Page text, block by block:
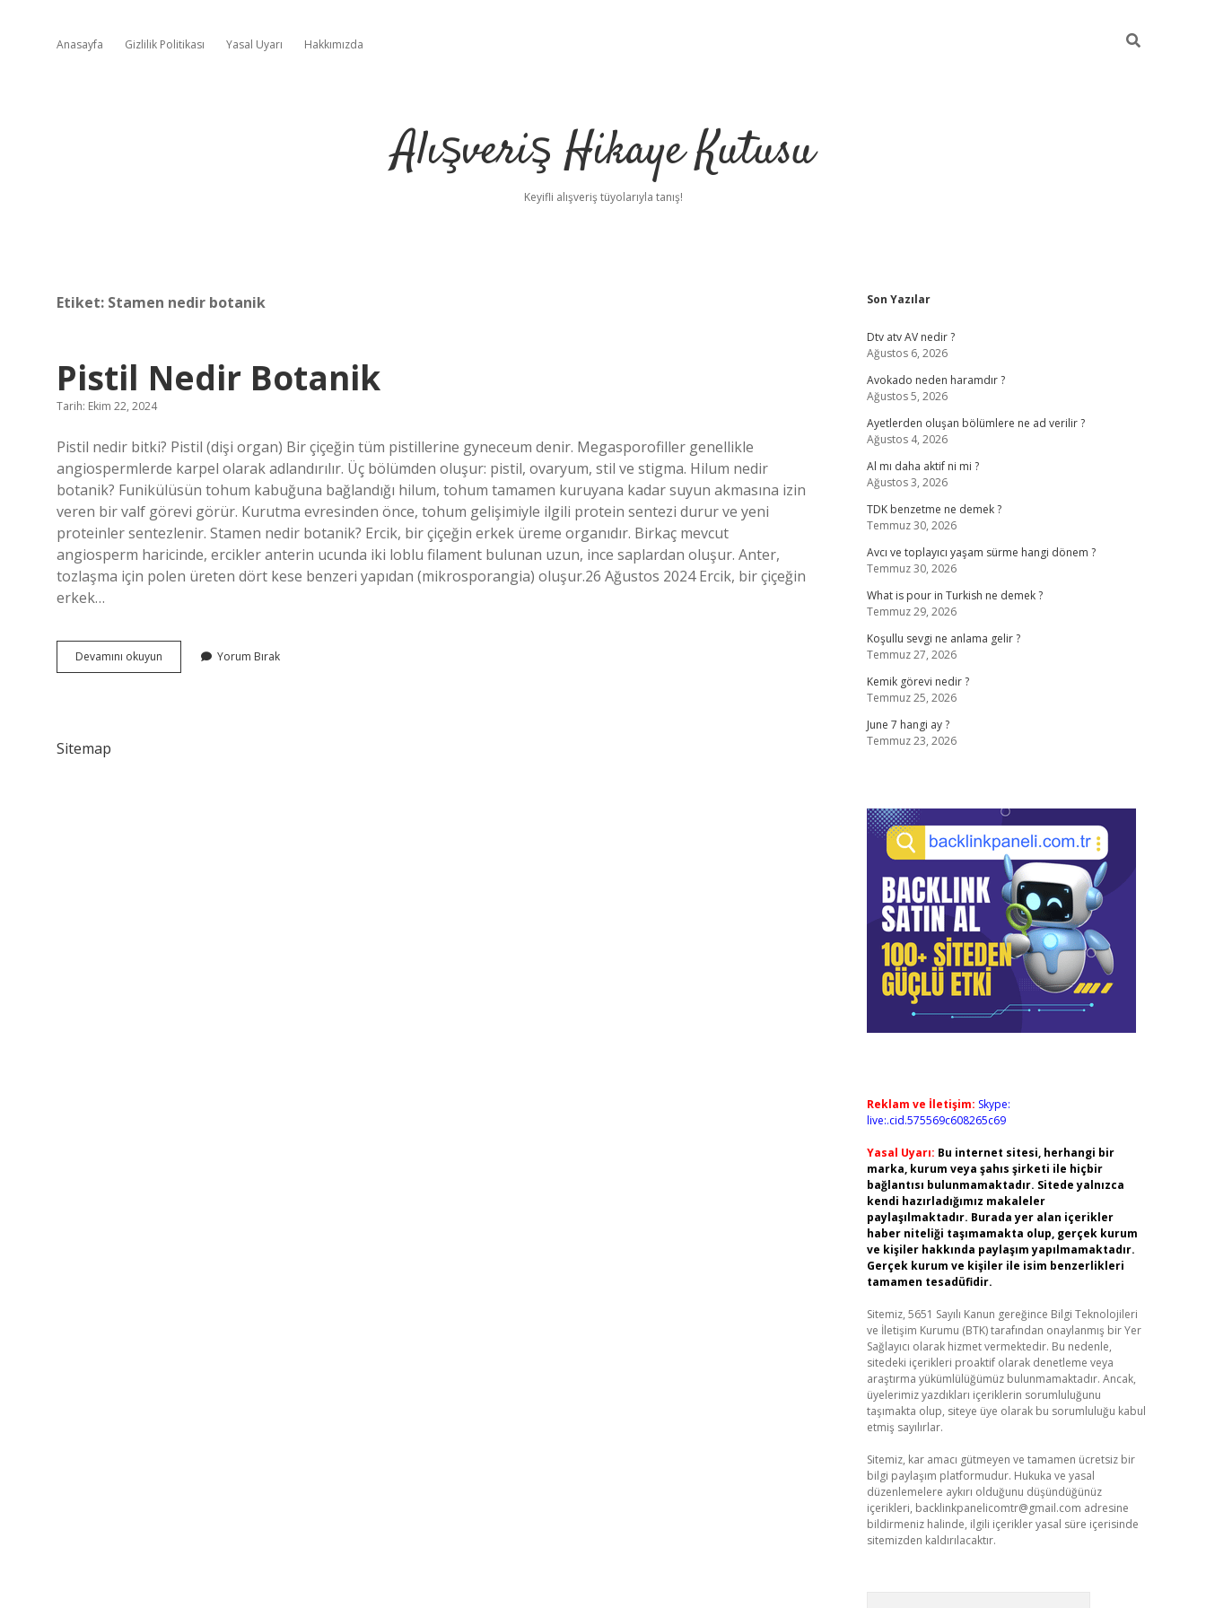
Anasayfa Gizlilik Politikası Yasal Uyarı Hakkımızda
Alışveriş Hikaye Kutusu
Keyifli alışveriş tüyolarıyla tanış!
Etiket: Stamen nedir botanik
Pistil Nedir Botanik
Tarih: Ekim 22, 2024
Pistil nedir bitki? Pistil (dişi organ) Bir çiçeğin tüm pistillerine gyneceum denir. Megasporofiller genellikle
angiospermlerde karpel olarak adlandırılır. Üç bölümden oluşur: pistil, ovaryum, stil ve stigma. Hilum nedir
botanik? Funikülüsün tohum kabuğuna bağlandığı hilum, tohum tamamen kuruyana kadar suyun akmasına izin
veren bir valf görevi görür. Kurutma evresinden önce, tohum gelişimiyle ilgili protein sentezi durur ve yeni
proteinler sentezlenir. Stamen nedir botanik? Ercik, bir çiçeğin erkek üreme organıdır. Birkaç mevcut
angiosperm haricinde, ercikler anterin ucunda iki loblu filament bulunan uzun, ince saplardan oluşur. Anter,
tozlaşma için polen üreten dört kese benzeri yapıdan (mikrosporangia) oluşur.26 Ağustos 2024 Ercik, bir çiçeğin
erkek…
Devamını okuyun
Nedir
Yorum Bırak
Sitemap
Sidebar
Son Yazılar
Dtv atv AV nedir ?
Ağustos 6, 2026
Avokado neden haramdır ?
Ağustos 5, 2026
Ayetlerden oluşan bölümlere ne ad verilir ?
Ağustos 4, 2026
Al mı daha aktif ni mi ?
Ağustos 3, 2026
TDK benzetme ne demek ?
Temmuz 30, 2026
Avcı ve toplayıcı yaşam sürme hangi dönem ?
Temmuz 30, 2026
What is pour in Turkish ne demek ?
Temmuz 29, 2026
Koşullu sevgi ne anlama gelir ?
Temmuz 27, 2026
Kemik görevi nedir ?
Temmuz 25, 2026
June 7 hangi ay ?
Temmuz 23, 2026
Reklam ve İletişim: Skype:
live:.cid.575569c608265c69
Yasal Uyarı: Bu internet sitesi, herhangi bir
marka, kurum veya şahıs şirketi ile hiçbir
bağlantısı bulunmamaktadır. Sitede yalnızca
kendi hazırladığımız makaleler
paylaşılmaktadır. Burada yer alan içerikler
haber niteliği taşımamakta olup, gerçek kurum
ve kişiler hakkında paylaşım yapılmamaktadır.
Gerçek kurum ve kişiler ile isim benzerlikleri
tamamen tesadüfidir.
Sitemiz, 5651 Sayılı Kanun gereğince Bilgi Teknolojileri
ve İletişim Kurumu (BTK) tarafından onaylanmış bir Yer
Sağlayıcı olarak hizmet vermektedir. Bu nedenle,
sitedeki içerikleri proaktif olarak denetleme veya
araştırma yükümlülüğümüz bulunmamaktadır. Ancak,
üyelerimiz yazdıkları içeriklerin sorumluluğunu
taşımakta olup, siteye üye olarak bu sorumluluğu kabul
etmiş sayılırlar.
Sitemiz, kar amacı gütmeyen ve tamamen ücretsiz bir
bilgi paylaşım platformudur. Hukuka ve yasal
düzenlemelere aykırı olduğunu düşündüğünüz
içerikleri, backlinkpanelicomtr@gmail.com adresine
bildirmeniz halinde, ilgili içerikler yasal süre içerisinde
sitemizden kaldırılacaktır.